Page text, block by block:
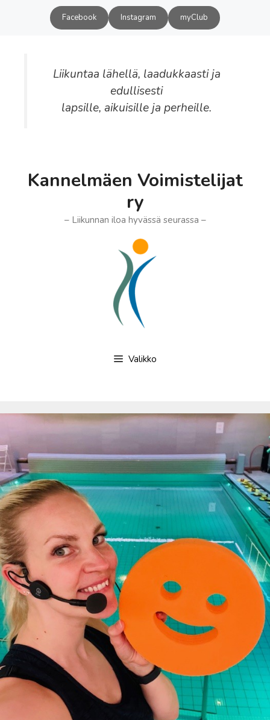
Facebook Instagram myClub
Liikuntaa lähellä, laadukkaasti ja
edullisesti
lapsille, aikuisille ja perheille.
Kannelmäen Voimistelijat
ry
– Liikunnan iloa hyvässä seurassa –
Valikko